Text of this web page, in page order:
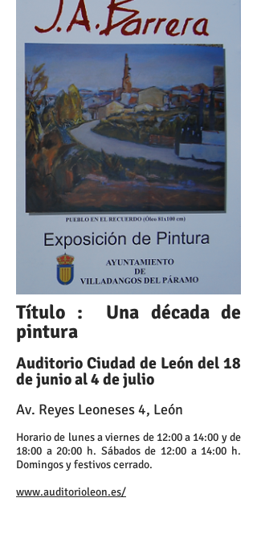
Título : Una década de
pintura
Auditorio Ciudad de León del 18
de junio al 4 de julio
Av. Reyes Leoneses 4, León
Horario de lunes a viernes de 12:00 a 14:00 y de
18:00 a 20:00 h. Sábados de 12:00 a 14:00 h.
Domingos y festivos cerrado.
www.auditorioleon.es/